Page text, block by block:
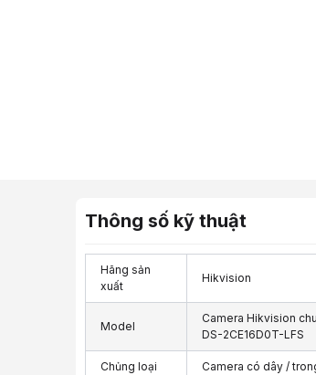
Thông số kỹ thuật
Hãng sản
xuất
Hikvision
Model
Camera Hikvision
DS-2CE16D0T-LFS
Chủng loại Camera có dây /